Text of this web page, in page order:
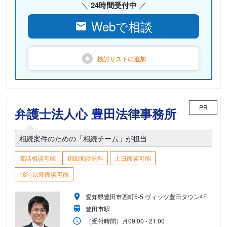
24時間受付中
Webで相談
検討リストに追加
弁護士法人心 豊田法律事務所 PR
相続案件のための「相続チーム」が担当
電話相談可能 初回面談無料
土日面談可能
18時以降面談可能
愛知県豊田市西町5-5 ヴィッツ豊田タウン4F
豊田市駅
（受付時間） 月09:00 - 21:00